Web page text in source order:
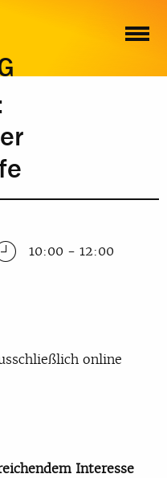
10:00 - 12:00
online
Interesse